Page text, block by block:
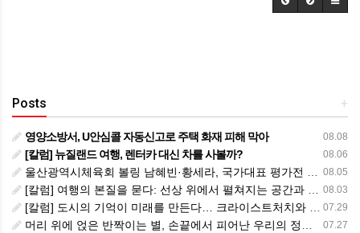
+
Posts
08.08
영양소방서, U안심콜 자동신고로 주택 화재 피해 막아
08.06
[칼럼] 뉴질랜드 여행, 렌터카 대신 차를 사볼까?
08.05
울산광역시체육회 볼링 남혜빈·황세라, 국가대표 평가전 통과… ‘아시아선수권 출전’
08.03
[칼럼] 여행의 본질을 묻다: 선상 위에서 펼쳐지는 공간과 사람, 그리고 미식의 미학
07.29
[칼럼] 도시의 기억이 미래를 만든다… 크라이스트처치와 한국 도시가 주는 교훈
07.27
머리 위에 얹은 반짝이는 별, 손끝에서 피어난 우리의 정체성